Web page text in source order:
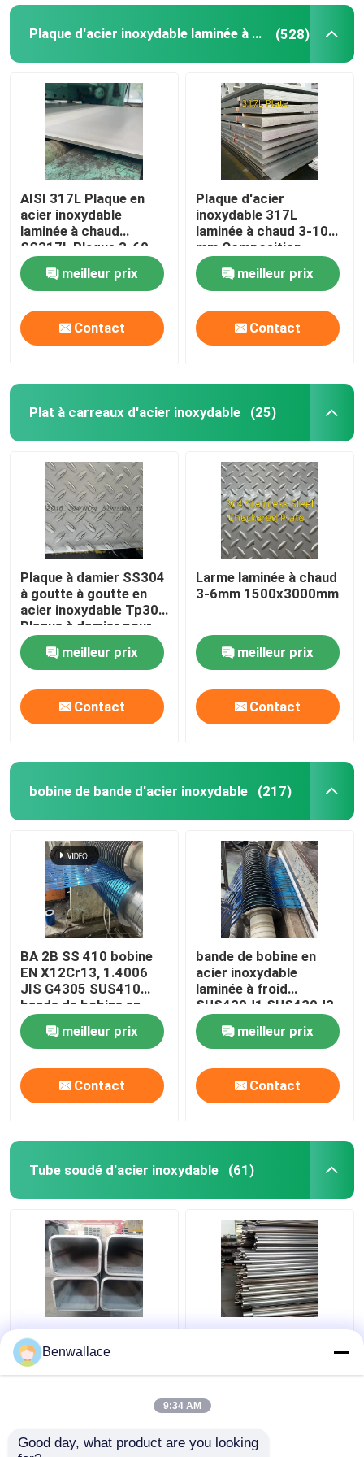
Alliage de nickel
Alliage de Monel
Alliage nitronique
Alliage d'Inconel
Alliage de titane
Matériau en cuivre
Plaque d'acier inoxydable laminée à chaud (528)
AISI 317L Plaque en
acier inoxydable
laminée à chaud
SS317L Plaque 3-60
mm Épaisseur
1500mm-2000mm
Largeur
meilleur prix
Contact
Plaque d'acier
inoxydable 317L
laminée à chaud 3-10
mm Composition
chimique de l'acier
inoxydable 317l
meilleur prix
Contact
Plat à carreaux d'acier inoxydable (25)
Plaque à damier SS304
à goutte à goutte en
acier inoxydable Tp304
Plaque à damier pour
plancher de bâtiment
meilleur prix
Contact
Larme laminée à chaud
3-6mm 1500x3000mm
meilleur prix
Contact
bobine de bande d'acier inoxydable (217)
BA 2B SS 410 bobine
EN X12Cr13, 1.4006
JIS G4305 SUS410
bande de bobine en
acier inoxydable 0,3-3
mm
meilleur prix
Contact
bande de bobine en
acier inoxydable
laminée à froid
SUS420J1 SUS420J2
0,3-3 mm
meilleur prix
Contact
Tube soudé d'acier inoxydable (61)
Tuyaux en acier
inoxydable soudés
200*200*6MM
Tuyaux soudés en acier
Pièces automobiles
Benwallace
9:34 AM
Good day, what product are you looking